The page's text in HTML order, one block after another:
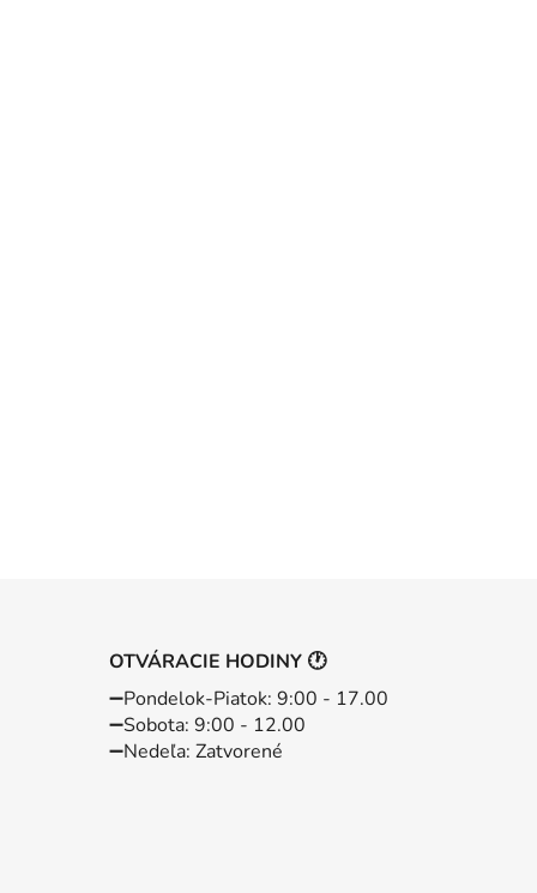
OTVÁRACIE HODINY 🕐
➖️Pondelok-Piatok: 9:00 - 17.00
➖️Sobota: 9:00 - 12.00
➖️Nedeľa: Zatvorené